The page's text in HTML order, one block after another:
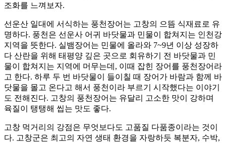
조화를 느껴보자.
선운산 일대에 서식하는 풍천장어는 고창의 으뜸 식재료로 유
명하다. 풍천은 선운사 어귀 바닷물과 민물이 합쳐지는 인천강
지역을 뜻한다. 실뱀장어는 민물에 올라와 7~9년 이상 성장하
다 산란을 위해 태평양 깊은 곳으로 회유하기 전 바닷물과 민
물이 합쳐지는 지역에 머무는데, 이때 잡힌 장어를 풍천장어라
고 한다. 하루 두 번 바닷물이 들이칠 때 장어가 바람과 함께 바
닷물을 몰고 온다고 해서 풍천이라 부르기 시작했다는 이야기
도 전해진다. 고창의 풍천장어는 유달리 고소한 맛이 강하며
육질이 탱탱해 씹는 맛도 좋다.
고창 먹거리의 강점은 무엇보다도 고품질 다품종이라는 것이
다. 고창군은 최고의 자연 생태 환경을 자랑하듯 복분자, 수박,